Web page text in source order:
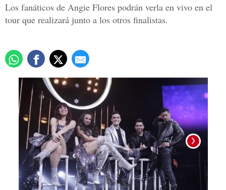
Los fanáticos de Angie Flores podrán verla en vivo en el
tour que realizará junto a los otros finalistas.